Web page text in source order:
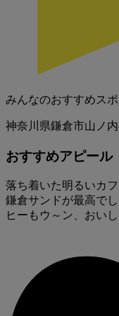
みんなのおすすめスポ
神奈川県鎌倉市山ノ内
おすすめアピール
落ち着いた明るいカ
鎌倉サンドが最高で
ヒーもウ～ン、おいし